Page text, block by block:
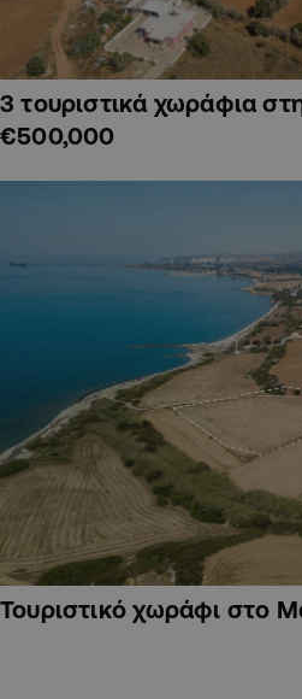
3 τουριστικά χωράφια
€500,000
Τουριστικό χωράφι στο